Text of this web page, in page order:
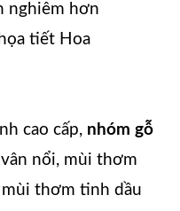
nghiêm hơn
tiết Hoa
cao cấp, nhóm gỗ
nổi, mùi thơm
thơm tinh dầu